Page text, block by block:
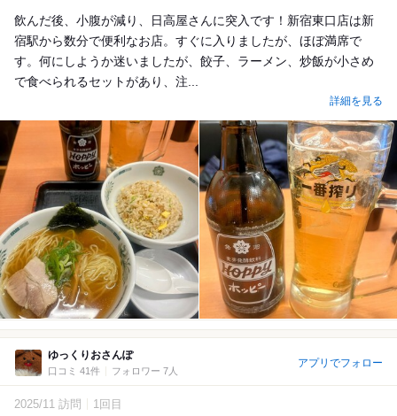
飲んだ後、小腹が減り、日高屋さんに突入です！新宿東口店は新
宿駅から数分で便利なお店。すぐに入りましたが、ほぼ満席で
す。何にしようか迷いましたが、餃子、ラーメン、炒飯が小さめ
で食べられるセットがあり、注...
詳細を見る
ゆっくりおさんぽ
口コミ 41件 フォロワー 7人
アプリでフォロー
2025/11 訪問 1回目